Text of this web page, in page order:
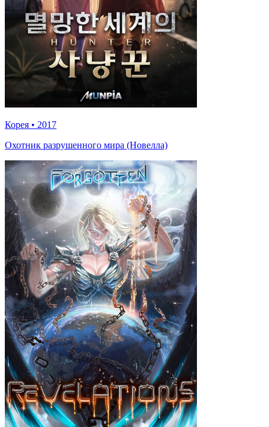
Корея • 2017
Охотник разрушенного мира (Новелла)